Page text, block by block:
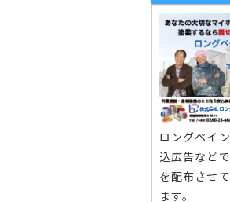
ロングペイ
込広告など
を配布させ
ます。